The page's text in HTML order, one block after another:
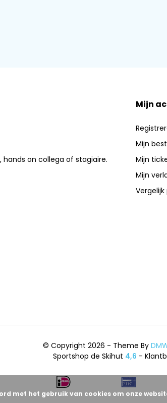
hands on collega of stagiaire.
Mijn
Mijn
Mijn
Mijn
© Copyright 2026 - Theme By
Sportshop de Skihut 4,6 -
met het gebruik van cookies om onze